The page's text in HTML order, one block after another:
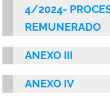
4/2024-
REMUNERADO
ANEXO III
ANEXO IV